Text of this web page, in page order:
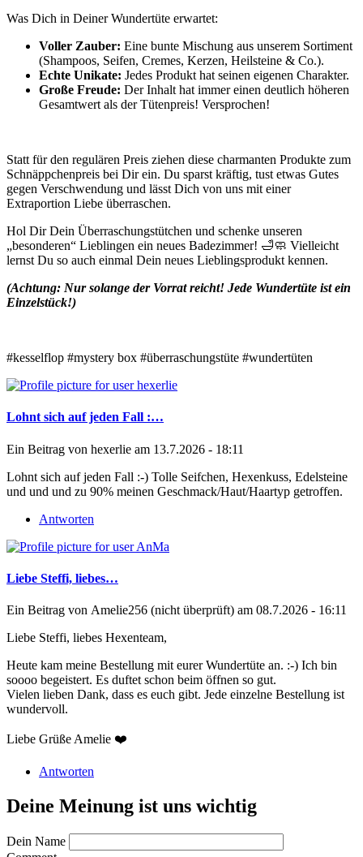
Was Dich in Deiner Wundertüte erwartet:
Voller Zauber: Eine bunte Mischung aus unserem Sortiment
(Shampoos, Seifen, Cremes, Kerzen, Heilsteine & Co.).
Echte Unikate: Jedes Produkt hat seinen eigenen Charakter.
Große Freude: Der Inhalt hat immer einen deutlich höheren
Gesamtwert als der Tütenpreis! Versprochen!
Statt für den regulären Preis ziehen diese charmanten Produkte zum
Schnäppchenpreis bei Dir ein. Du sparst kräftig, tust etwas Gutes
gegen Verschwendung und lässt Dich von uns mit einer
Extraportion Liebe überraschen.
Hol Dir Dein Überraschungstütchen und schenke unseren
„besonderen“ Lieblingen ein neues Badezimmer! 🛁🧼 Vielleicht
lernst Du so auch einmal Dein neues Lieblingsprodukt kennen.
(Achtung: Nur solange der Vorrat reicht! Jede Wundertüte ist ein
Einzelstück!)
#kesselflop #mystery box #überraschungstüte #wundertüten
Lohnt sich auf jeden Fall :…
Ein Beitrag von hexerlie am 13.7.2026 - 18:11
Lohnt sich auf jeden Fall :-) Tolle Seifchen, Hexenkuss, Edelsteine
und und und zu 90% meinen Geschmack/Haut/Haartyp getroffen.
Antworten
Liebe Steffi, liebes…
Ein Beitrag von Amelie256 (nicht überprüft) am 08.7.2026 - 16:11
Liebe Steffi, liebes Hexenteam,
Heute kam meine Bestellung mit eurer Wundertüte an. :-) Ich bin
soooo begeistert. Es duftet schon beim öffnen so gut.
Vielen lieben Dank, dass es euch gibt. Jede einzelne Bestellung ist
wundervoll.
Liebe Grüße Amelie ❤️
Antworten
Deine Meinung ist uns wichtig
Dein Name